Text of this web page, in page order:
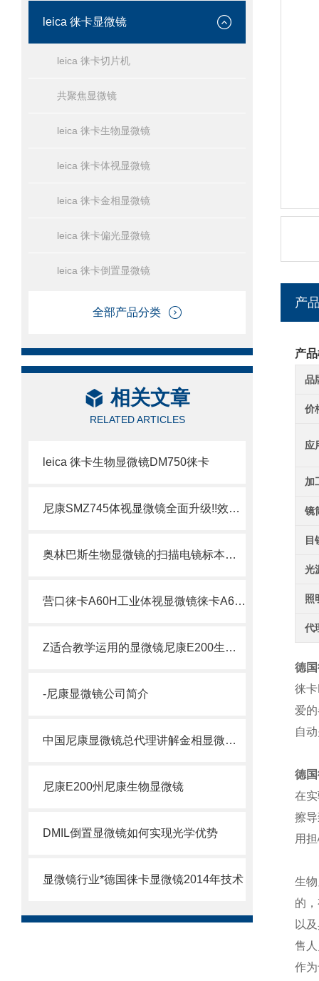
leica 徕卡显微镜
leica 徕卡切片机
共聚焦显微镜
leica 徕卡生物显微镜
leica 徕卡体视显微镜
leica 徕卡金相显微镜
leica 徕卡偏光显微镜
leica 徕卡倒置显微镜
全部产品分类
相关文章
RELATED ARTICLES
leica 徕卡生物显微镜DM750徕卡
尼康SMZ745体视显微镜全面升级!!效果更清晰尼康SMZ745显微镜
奥林巴斯生物显微镜的扫描电镜标本制备方法
营口徕卡A60H工业体视显微镜徕卡A60H
Z适合教学运用的显微镜尼康E200生物显微镜E200
-尼康显微镜公司简介
中国尼康显微镜总代理讲解金相显微镜的保养与正确的使用方法
尼康E200州尼康生物显微镜
DMIL倒置显微镜如何实现光学优势
显微镜行业*德国徕卡显微镜2014年技术
产
产
品
价
应
加
镜
目
光
照
代
德
徕卡
爱
自
德
在
擦
用
生
的
以
售
作